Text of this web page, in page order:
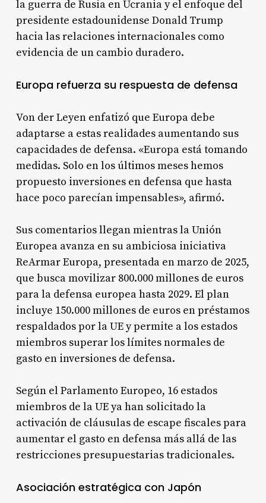
la guerra de Rusia en Ucrania y el enfoque del
presidente estadounidense Donald Trump
hacia las relaciones internacionales como
evidencia de un cambio duradero.
Europa refuerza su respuesta de defensa
Von der Leyen enfatizó que Europa debe
adaptarse a estas realidades aumentando sus
capacidades de defensa. «Europa está tomando
medidas. Solo en los últimos meses hemos
propuesto inversiones en defensa que hasta
hace poco parecían impensables», afirmó.
Sus comentarios llegan mientras la Unión
Europea avanza en su ambiciosa iniciativa
ReArmar Europa, presentada en marzo de 2025,
que busca movilizar 800.000 millones de euros
para la defensa europea hasta 2029. El plan
incluye 150.000 millones de euros en préstamos
respaldados por la UE y permite a los estados
miembros superar los límites normales de
gasto en inversiones de defensa.
Según el Parlamento Europeo, 16 estados
miembros de la UE ya han solicitado la
activación de cláusulas de escape fiscales para
aumentar el gasto en defensa más allá de las
restricciones presupuestarias tradicionales.
Asociación estratégica con Japón